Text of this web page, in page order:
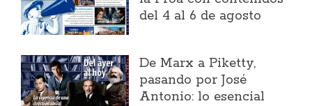
del 4 al 6 de agosto
​De Marx a Piketty,
pasando por José
Antonio: lo esencial